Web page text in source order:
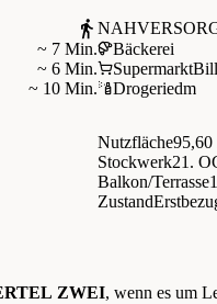
~ 7 Min.
~ 6 Min.
~ 10 Min.
Bäckerei
Supermarkt
Drogeriedm
Nutzfläche95,60
Stockwerk21.
Balkon/Terrasse
Zustand
ZWEI, wenn es um